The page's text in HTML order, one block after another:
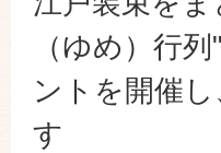
（ゆめ）行
ントを開催
す